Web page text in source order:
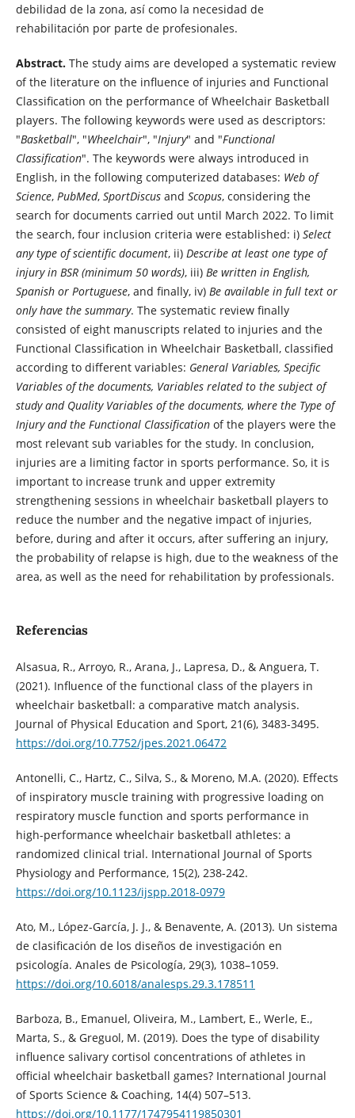
debilidad de la zona, así como la necesidad de
rehabilitación por parte de profesionales.
Abstract. The study aims are developed a systematic review
of the literature on the influence of injuries and Functional
Classification on the performance of Wheelchair Basketball
players. The following keywords were used as descriptors:
"Basketball", "Wheelchair", "Injury" and "Functional
Classification". The keywords were always introduced in
English, in the following computerized databases: Web of
Science, PubMed, SportDiscusand Scopus, considering the
search for documents carried out until March 2022. To limit
the search, four inclusion criteria were established: i) Select
any type of scientific document, ii) Describe at least one type of
injury in BSR (minimum 50 words), iii) Be written in English,
Spanish or Portuguese, and finally, iv) Be available in full text or
only have the summary. The systematic review finally
consisted of eight manuscripts related to injuries and the
Functional Classification in Wheelchair Basketball, classified
according to different variables: General Variables, Specific
Variables of the documents, Variables related to the subject of
study and Quality Variables of the documents, where the Type of
Injury and the Functional Classificationof the players were the
most relevant sub variables for the study. In conclusion,
injuries are a limiting factor in sports performance. So, it is
important to increase trunk and upper extremity
strengthening sessions in wheelchair basketball players to
reduce the number and the negative impact of injuries,
before, during and after it occurs, after suffering an injury,
the probability of relapse is high, due to the weakness of the
area, as well as the need for rehabilitation by professionals.
Referencias
Alsasua, R., Arroyo, R., Arana, J., Lapresa, D., & Anguera, T.
(2021). Influence of the functional class of the players in
wheelchair basketball: a comparative match analysis.
Journal of Physical Education and Sport, 21(6), 3483-3495.
https://doi.org/10.7752/jpes.2021.06472
Antonelli, C., Hartz, C., Silva, S., & Moreno, M.A. (2020). Effects
of inspiratory muscle training with progressive loading on
respiratory muscle function and sports performance in
high-performance wheelchair basketball athletes: a
randomized clinical trial. International Journal of Sports
Physiology and Performance, 15(2), 238-242.
https://doi.org/10.1123/ijspp.2018-0979
Ato, M., López-García, J. J., & Benavente, A. (2013). Un sistema
de clasificación de los diseños de investigación en
psicología. Anales de Psicología, 29(3), 1038–1059.
https://doi.org/10.6018/analesps.29.3.178511
Barboza, B., Emanuel, Oliveira, M., Lambert, E., Werle, E.,
Marta, S., & Greguol, M. (2019). Does the type of disability
influence salivary cortisol concentrations of athletes in
official wheelchair basketball games? International Journal
of Sports Science & Coaching, 14(4) 507–513.
https://doi.org/10.1177/1747954119850301